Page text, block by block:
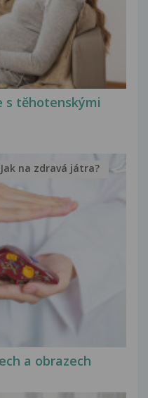
s těhotenskými
a obrazech
Jak na zdravá játra?